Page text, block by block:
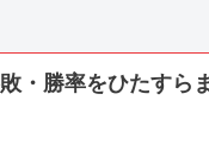
・勝率をひたすら